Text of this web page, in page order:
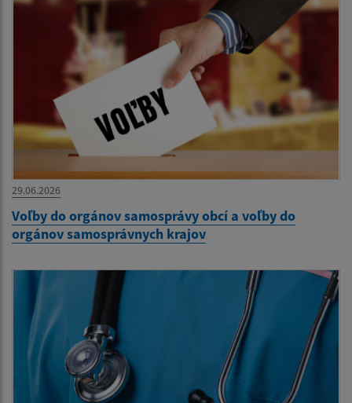
29.06.2026
Voľby do orgánov samosprávy obcí a voľby do
orgánov samosprávnych krajov